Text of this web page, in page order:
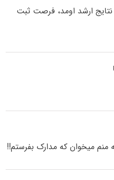
ارشد اومد، فرصت ثبت
میخوان که مدارک بفرستم!!